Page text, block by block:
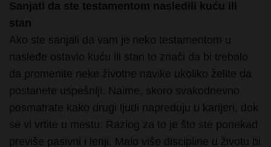
Ako ste sanjali da vam je neko testamentom u
nasleđe ostavio kuću ili stan to znači da bi trebalo
da promenite neke životne navike ukoliko želite da
postanete uspešniji. Naime, skoro svakodnevno
posmatrate kako drugi ljudi napreduju u karijeri, dok
se vi vrtite u mestu. Razlog za to je što ste ponekad
previše pasivni i lenji. Malo više discipline u životu bi
moglo da donese vidljive rezultate.